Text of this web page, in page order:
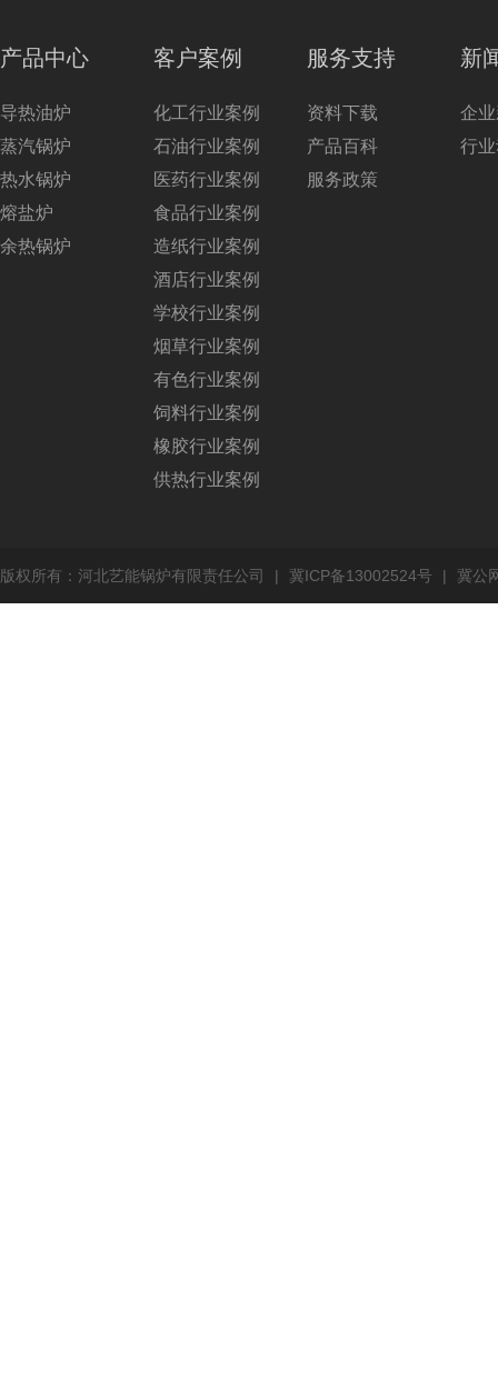
产品中心
导热油炉
蒸汽锅炉
热水锅炉
熔盐炉
余热锅炉
客户案例
化工行业案例
石油行业案例
医药行业案例
食品行业案例
造纸行业案例
酒店行业案例
学校行业案例
烟草行业案例
有色行业案例
饲料行业案例
橡胶行业案例
供热行业案例
服务支持
资料下载
产品百科
服务政策
新
企
行
版权所有：河北艺能锅炉有限责任公司 | 冀ICP备13002524号 | 冀公